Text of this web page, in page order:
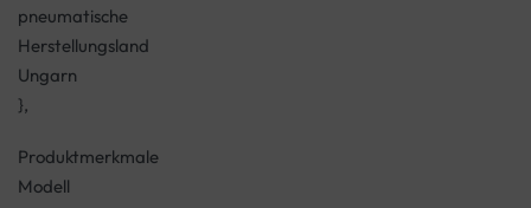
pneumatische
Herstellungsland
Ungarn
},
Produktmerkmale
Modell